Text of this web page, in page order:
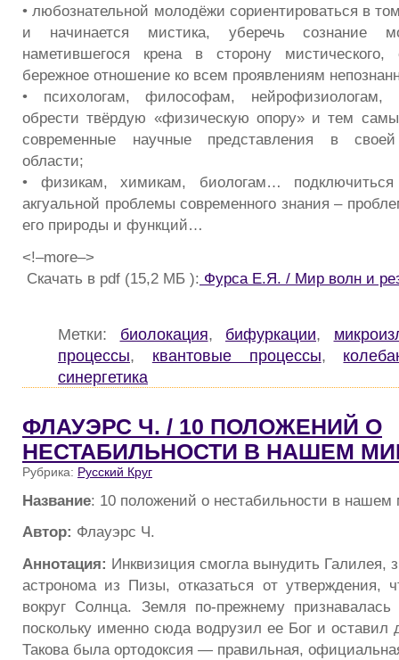
• любознательной молодёжи сориентироваться в
и начинается мистика, уберечь сознание
наметившегося крена в сторону
бережное отношение ко всем проявлениям
• психологам, философам, нейрофизиологам,
обрести твёрдую «физическую опору» и тем
современные научные представления в своей
области;
• физикам, химикам, биологам…
акгуальной проблемы современного знания –
его природы и функций…
<!–more–>
Скачать в pdf (15,2 МБ ): Фурса Е.Я. / Мир волн и
Метки: биолокация, бифуркации,
процессы, квантовые процессы,
синергетика
ФЛАУЭРС Ч. / 10 ПОЛОЖЕНИЙ О
НЕСТАБИЛЬНОСТИ В НАШЕМ
Рубрика: Русский Круг
Название: 10 положений о нестабильности в нашем
Автор: Флауэрс Ч.
Аннотация: Инквизиция смогла вынудить Галилея,
астронома из Пизы, отказаться от утверждения,
вокруг Солнца. Земля по-прежнему
поскольку именно сюда водрузил ее Бог и оставил
Такова была ортодоксия — правильная,